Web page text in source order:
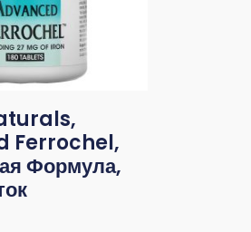
Ferrochel,
Формула,